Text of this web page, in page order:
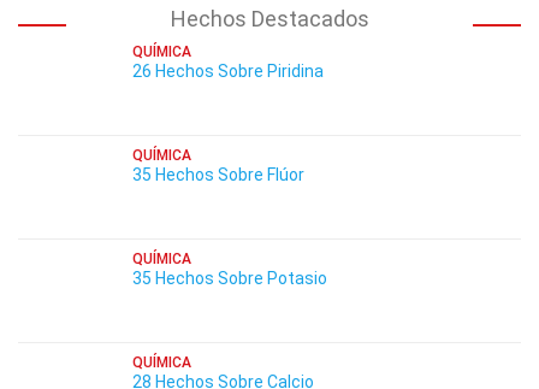
Hechos Destacados
QUÍMICA
26 Hechos Sobre Piridina
QUÍMICA
35 Hechos Sobre Flúor
QUÍMICA
35 Hechos Sobre Potasio
QUÍMICA
28 Hechos Sobre Calcio